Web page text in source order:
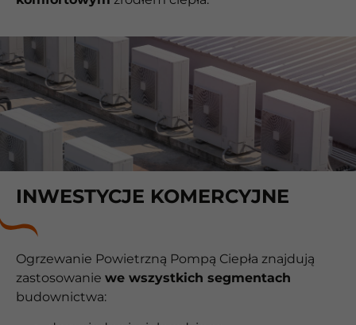
INWESTYCJE KOMERCYJNE
Ogrzewanie Powietrzną Pompą Ciepła znajdują
zastosowanie we wszystkich segmentach
budownictwa: